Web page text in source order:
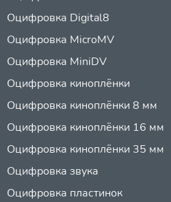
Оцифровка Digital8
Оцифровка MicroMV
Оцифровка MiniDV
Оцифровка киноплёнки
Оцифровка киноплёнки 8 мм
Оцифровка киноплёнки 16 мм
Оцифровка киноплёнки 35 мм
Оцифровка звука
Оцифровка пластинок